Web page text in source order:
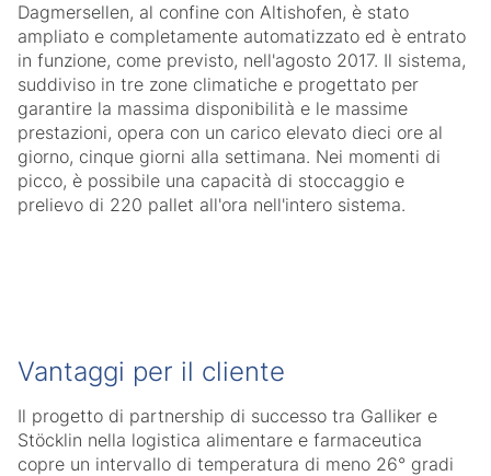
Dagmersellen, al confine con Altishofen, è stato
ampliato e completamente automatizzato ed è entrato
in funzione, come previsto, nell'agosto 2017. Il sistema,
suddiviso in tre zone climatiche e progettato per
garantire la massima disponibilità e le massime
prestazioni, opera con un carico elevato dieci ore al
giorno, cinque giorni alla settimana. Nei momenti di
picco, è possibile una capacità di stoccaggio e
prelievo di 220 pallet all'ora nell'intero sistema.
Vantaggi per il cliente
Il progetto di partnership di successo tra Galliker e
Stöcklin nella logistica alimentare e farmaceutica
copre un intervallo di temperatura di meno 26° gradi